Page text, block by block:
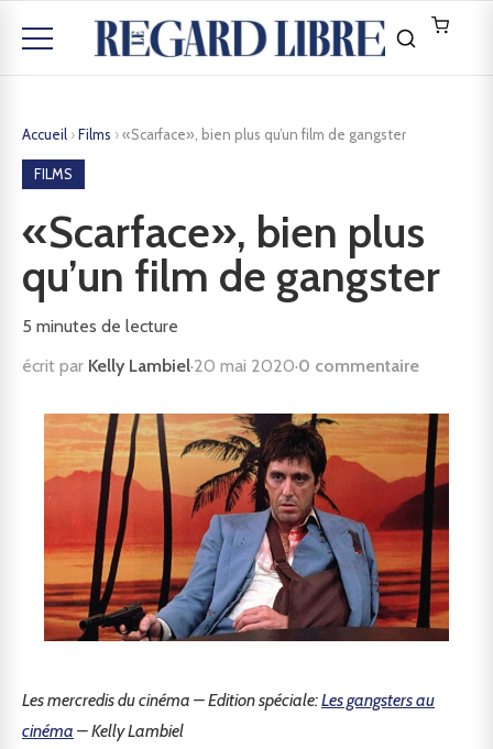
Accueil ›Films ›«Scarface», bien plus qu’un film de gangster
FILMS
«Scarface», bien plus
qu’un film de gangster
5 minutes de lecture
écrit par Kelly Lambiel·20 mai 2020·0 commentaire
Les mercredis du cinéma – Edition spéciale:Les gangsters au
cinéma – Kelly Lambiel